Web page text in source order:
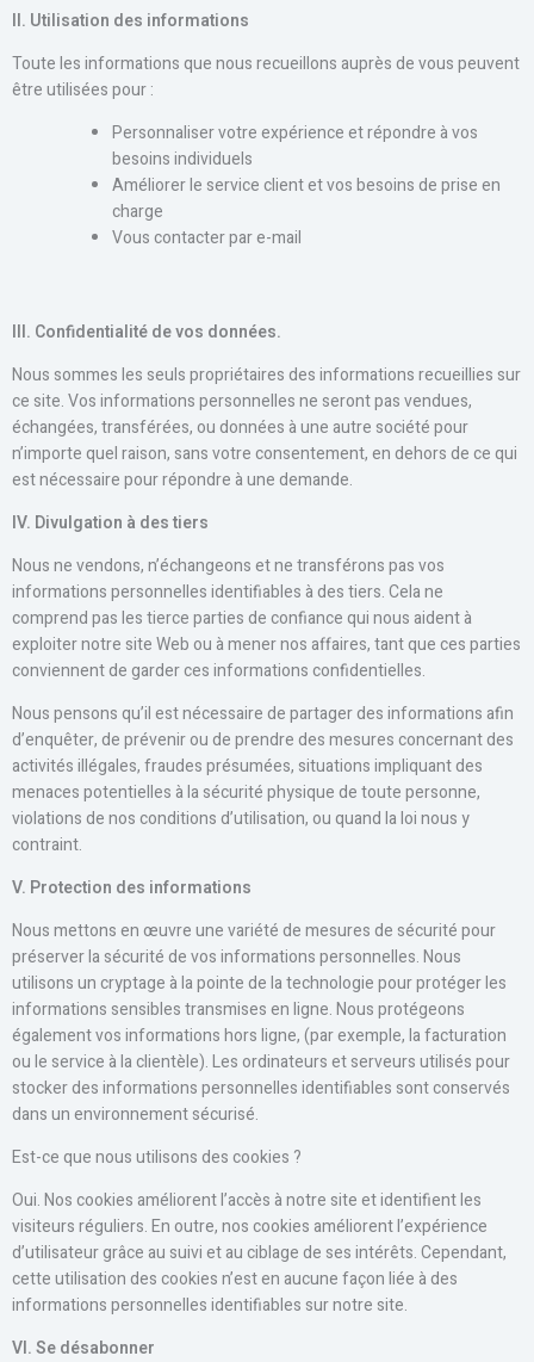
II. Utilisation des informations
Toute les informations que nous recueillons auprès de vous peuvent
être utilisées pour :
Personnaliser votre expérience et répondre à vos
besoins individuels
Améliorer le service client et vos besoins de prise en
charge
Vous contacter par e-mail
III. Confidentialité de vos données.
Nous sommes les seuls propriétaires des informations recueillies sur
ce site. Vos informations personnelles ne seront pas vendues,
échangées, transférées, ou données à une autre société pour
n’importe quel raison, sans votre consentement, en dehors de ce qui
est nécessaire pour répondre à une demande.
IV. Divulgation à des tiers
Nous ne vendons, n’échangeons et ne transférons pas vos
informations personnelles identifiables à des tiers. Cela ne
comprend pas les tierce parties de confiance qui nous aident à
exploiter notre site Web ou à mener nos affaires, tant que ces parties
conviennent de garder ces informations confidentielles.
Nous pensons qu’il est nécessaire de partager des informations afin
d’enquêter, de prévenir ou de prendre des mesures concernant des
activités illégales, fraudes présumées, situations impliquant des
menaces potentielles à la sécurité physique de toute personne,
violations de nos conditions d’utilisation, ou quand la loi nous y
contraint.
V. Protection des informations
Nous mettons en œuvre une variété de mesures de sécurité pour
préserver la sécurité de vos informations personnelles. Nous
utilisons un cryptage à la pointe de la technologie pour protéger les
informations sensibles transmises en ligne. Nous protégeons
également vos informations hors ligne, (par exemple, la facturation
ou le service à la clientèle). Les ordinateurs et serveurs utilisés pour
stocker des informations personnelles identifiables sont conservés
dans un environnement sécurisé.
Est-ce que nous utilisons des cookies ?
Oui. Nos cookies améliorent l’accès à notre site et identifient les
visiteurs réguliers. En outre, nos cookies améliorent l’expérience
d’utilisateur grâce au suivi et au ciblage de ses intérêts. Cependant,
cette utilisation des cookies n’est en aucune façon liée à des
informations personnelles identifiables sur notre site.
VI. Se désabonner